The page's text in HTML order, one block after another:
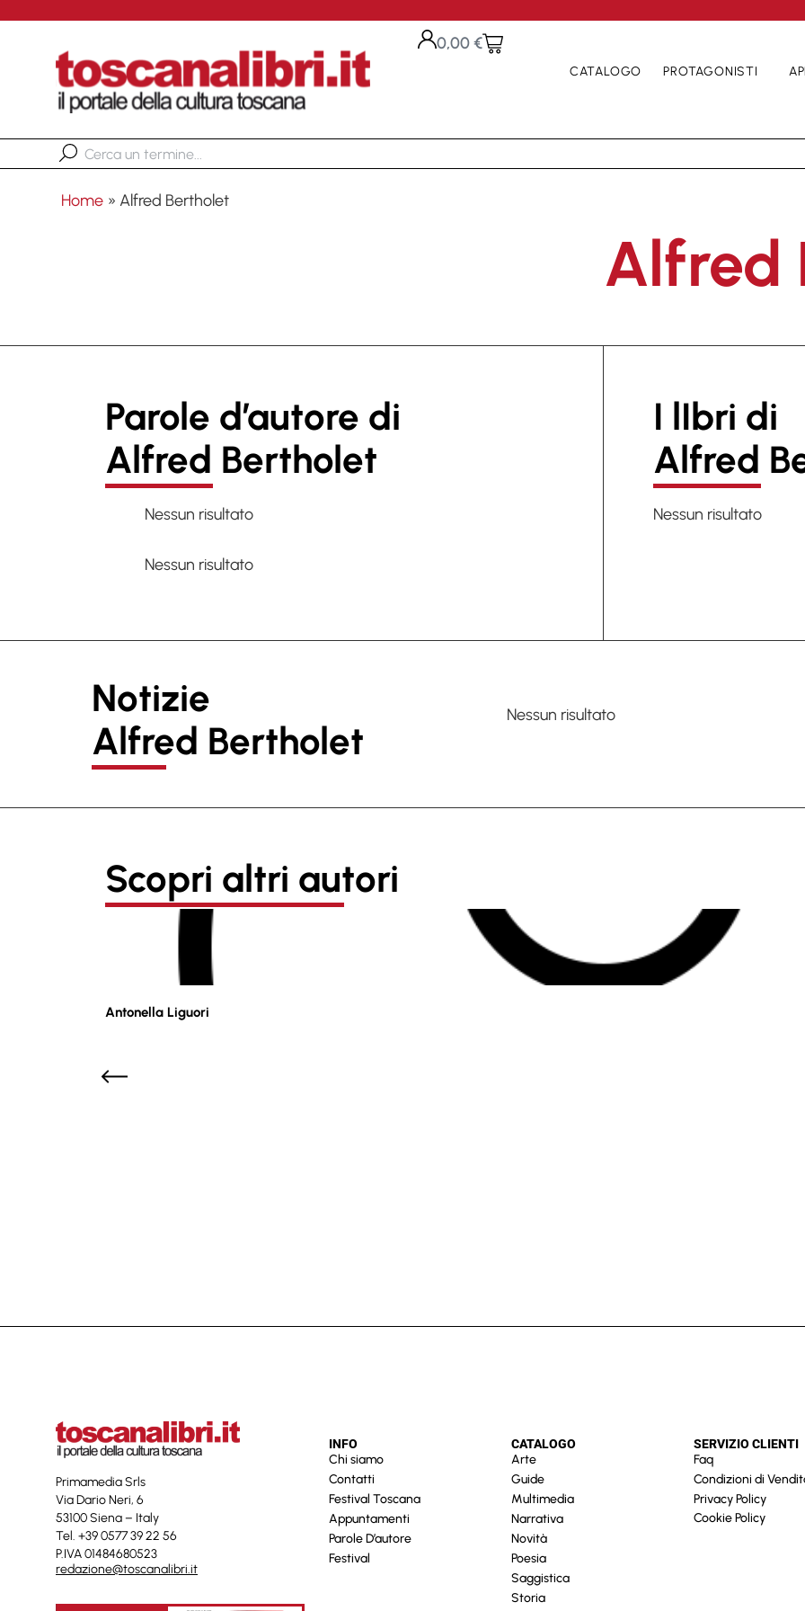
0,00€
CATALOGO PROTAGONISTI
Home » Alfred Bertholet
Alfred
Parole d’autore di
Alfred Bertholet
Nessun risultato
Nessun risultato
I lIbri di
Alfred
Nessun risultato
Notizie
Alfred Bertholet
Nessun risultato
Scopri altri autori
Antonella Liguori
Primamedia Srls
Via Dario Neri, 6
53100 Siena – Italy
Tel. +39 0577 39 22 56
P.IVA 01484680523
redazione@toscanalibri.it
INFO
Chi siamo
Contatti
Festival Toscana
Appuntamenti
Parole D’autore
Festival
CATALOGO
Arte
Guide
Multimedia
Narrativa
Novità
Poesia
Saggistica
Storia
SERVIZIO CLIENTI
Faq
Condizioni di
Privacy Policy
Cookie Policy